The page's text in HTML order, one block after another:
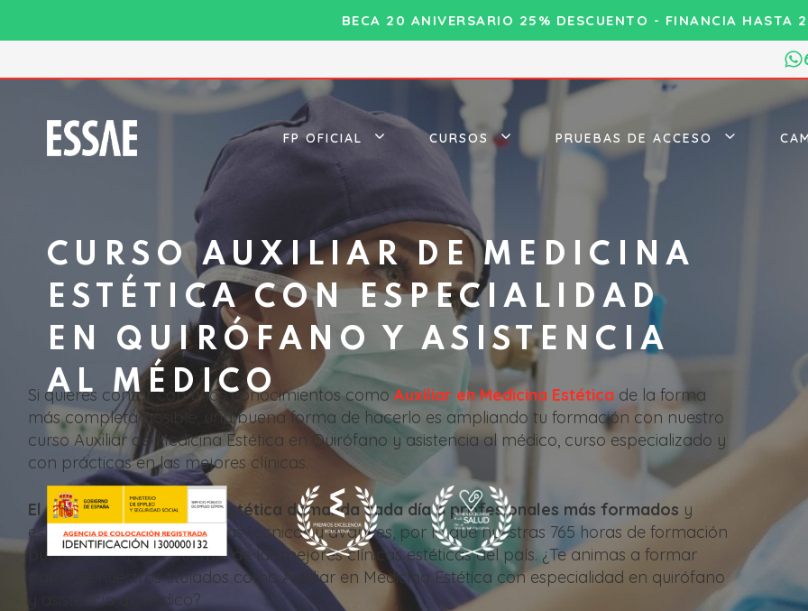
BECA 20 ANIVERSARIO 25% DESCUENTO - FINANCIA HASTA
FP OFICIAL CURSOS PRUEBAS DE ACCESO
CURSO AUXILIAR DE MEDICINA
ESTÉTICA CON ESPECIALIDAD
EN QUIRÓFANO Y ASISTENCIA
AL MÉDICO
Si quieres contar con unos conocimientos como Auxiliar en Medicina Estética de la forma
más completa posible, una buena forma de hacerlo es ampliando tu formación con nuestro
curso Auxiliar de Medicina Estética en Quirófano y asistencia al médico, curso especializado y
con prácticas en las mejores clínicas.
El sector de la medicina estética demanda cada día a profesionales más formados y
especializados en las últimas técnicas y avances, por lo que nuestras 765 horas de formación
pueden abrirte las puertas de las mejores clínicas estéticas del país. ¿Te animas a formar
parte de nuestros titulados como Auxiliar en Medicina Estética con especialidad en quirófano
y asistencia al médico?